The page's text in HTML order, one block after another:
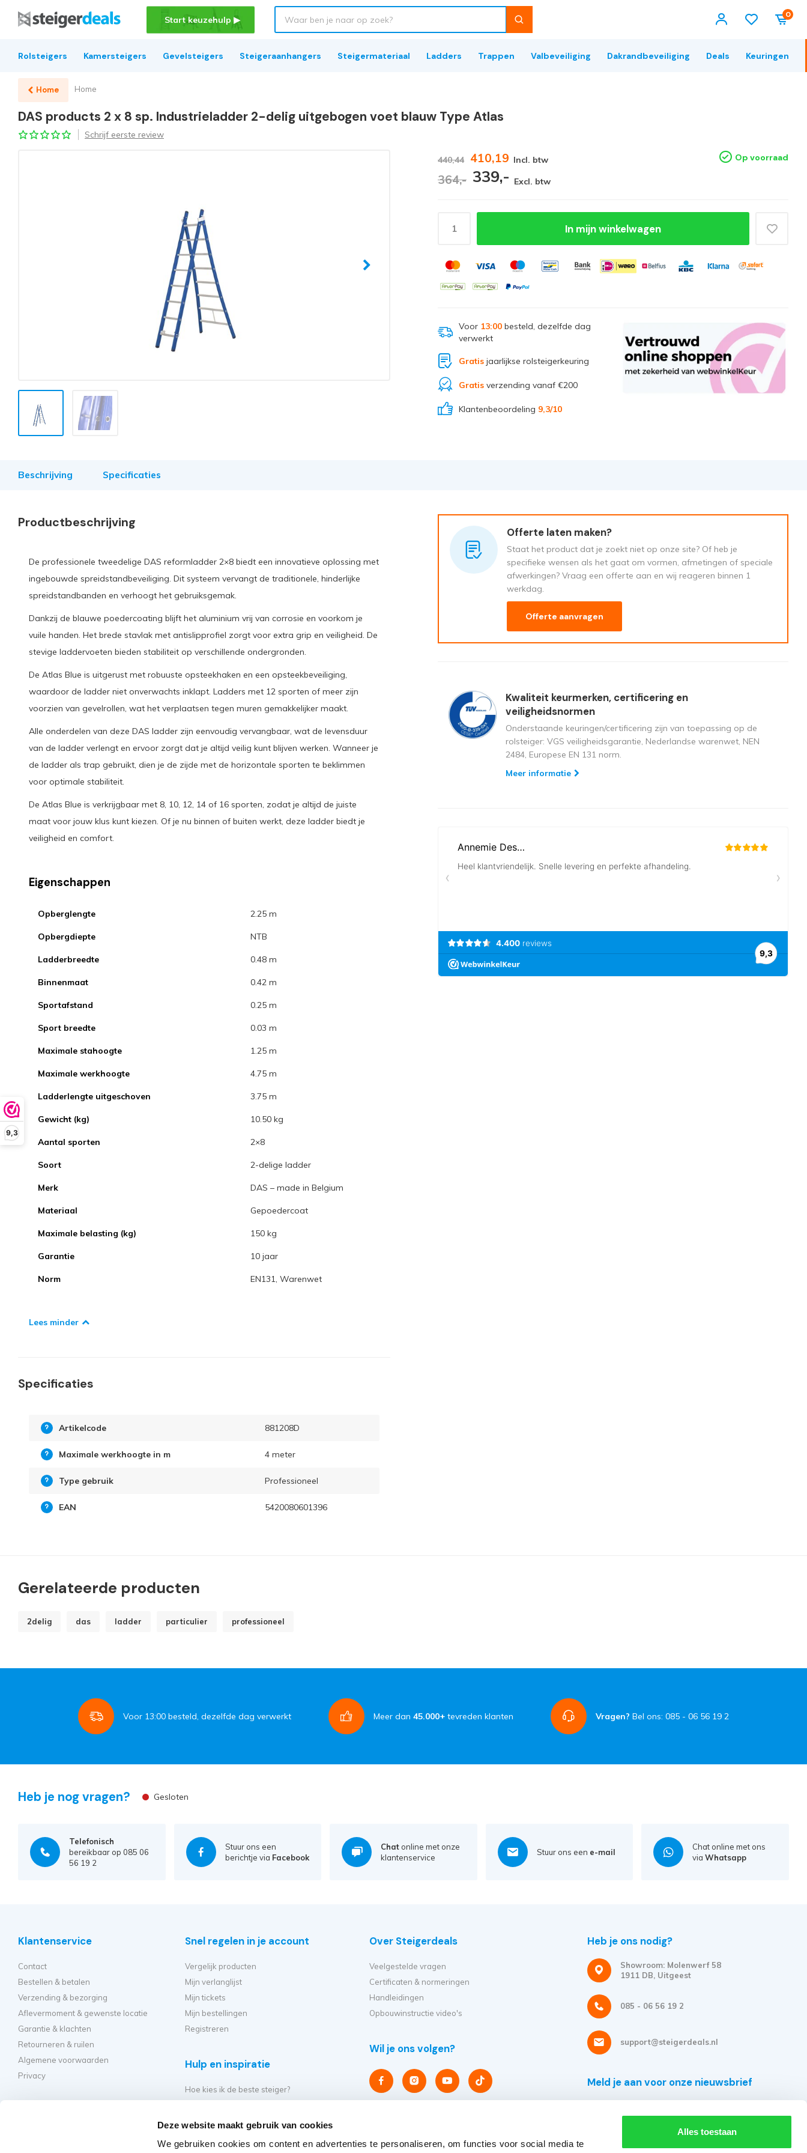
Deze website maakt gebruik van cookies
We gebruiken cookies om content en advertenties te personaliseren, om functies voor social media te
Alles toestaan
9,3
Start keuzehulp ▶ 0
Rolsteigers Kamersteigers Gevelsteigers Steigeraanhangers Steigermateriaal Ladders Trappen Valbeveiliging Dakrandbeveiliging Deals Keuringen
Home Home
DAS products 2 x 8 sp. Industrieladder 2-delig uitgebogen voet blauw Type Atlas
Schrijf eerste review
440,44 410,19 Incl. btw
364,- 339,- Excl. btw
Op voorraad
In mijn winkelwagen
Voor 13:00 besteld, dezelfde dag
verwerkt
Gratis jaarlijkse rolsteigerkeuring
Gratis verzending vanaf €200
Klantenbeoordeling 9,3/10
Beschrijving Specificaties
Productbeschrijving
De professionele tweedelige DAS reformladder 2×8 biedt een innovatieve oplossing met
ingebouwde spreidstandbeveiliging. Dit systeem vervangt de traditionele, hinderlijke
spreidstandbanden en verhoogt het gebruiksgemak.
Dankzij de blauwe poedercoating blijft het aluminium vrij van corrosie en voorkom je
vuile handen. Het brede stavlak met antislipprofiel zorgt voor extra grip en veiligheid. De
stevige laddervoeten bieden stabiliteit op verschillende ondergronden.
De Atlas Blue is uitgerust met robuuste opsteekhaken en een opsteekbeveiliging,
waardoor de ladder niet onverwachts inklapt. Ladders met 12 sporten of meer zijn
voorzien van gevelrollen, wat het verplaatsen tegen muren gemakkelijker maakt.
Alle onderdelen van deze DAS ladder zijn eenvoudig vervangbaar, wat de levensduur
van de ladder verlengt en ervoor zorgt dat je altijd veilig kunt blijven werken. Wanneer je
de ladder als trap gebruikt, dien je de zijde met de horizontale sporten te beklimmen
voor optimale stabiliteit.
De Atlas Blue is verkrijgbaar met 8, 10, 12, 14 of 16 sporten, zodat je altijd de juiste
maat voor jouw klus kunt kiezen. Of je nu binnen of buiten werkt, deze ladder biedt je
veiligheid en comfort.
Eigenschappen
Opberglengte 2.25 m
Opbergdiepte NTB
Ladderbreedte 0.48 m
Binnenmaat 0.42 m
Sportafstand 0.25 m
Sport breedte 0.03 m
Maximale stahoogte 1.25 m
Maximale werkhoogte 4.75 m
Ladderlengte uitgeschoven 3.75 m
Gewicht (kg) 10.50 kg
Aantal sporten 2×8
Soort 2-delige ladder
Merk DAS – made in Belgium
Materiaal Gepoedercoat
Maximale belasting (kg) 150 kg
Garantie 10 jaar
Norm EN131, Warenwet
Lees minder
Specificaties
Artikelcode 881208D
Maximale werkhoogte in m 4 meter
Type gebruik Professioneel
EAN 5420080601396
Offerte laten maken?
Staat het product dat je zoekt niet op onze site? Of heb je
specifieke wensen als het gaat om vormen, afmetingen of speciale
afwerkingen? Vraag een offerte aan en wij reageren binnen 1
werkdag.
Offerte aanvragen
Kwaliteit keurmerken, certificering en
veiligheidsnormen
Onderstaande keuringen/certificering zijn van toepassing op de
rolsteiger: VGS veiligheidsgarantie, Nederlandse warenwet, NEN
2484, Europese EN 131 norm.
Meer informatie
Gerelateerde producten
2delig das ladder particulier professioneel
Voor 13:00 besteld, dezelfde dag verwerkt Meer dan 45.000+ tevreden klanten Vragen? Bel ons: 085 - 06 56 19 2
Heb je nog vragen? Gesloten
Telefonisch
bereikbaar op 085 06
56 19 2
Stuur ons een
berichtje via Facebook
Chat online met onze
klantenservice
Stuur ons een e-mail
Chat online met ons
viaWhatsapp
Klantenservice
Contact
Bestellen & betalen
Verzending & bezorging
Aflevermoment & gewenste locatie
Garantie & klachten
Retourneren & ruilen
Algemene voorwaarden
Privacy
Snel regelen in je account
Vergelijk producten
Mijn verlanglijst
Mijn tickets
Mijn bestellingen
Registreren
Hulp en inspiratie
Hoe kies ik de beste steiger?
Hoe bouw ik mijn steiger op?
Over Steigerdeals
Veelgestelde vragen
Certificaten & normeringen
Handleidingen
Opbouwinstructie video's
Wil je ons volgen?
Heb je ons nodig?
Showroom: Molenwerf 58
1911 DB, Uitgeest
085 - 06 56 19 2
support@steigerdeals.nl
Meld je aan voor onze nieuwsbrief